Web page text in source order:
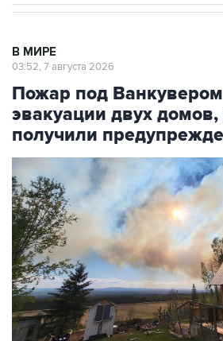
Пожар под Ванкувером
эвакуации двух домов,
получили
Фото: Cheyenne Berreault/Anadolu via Getty